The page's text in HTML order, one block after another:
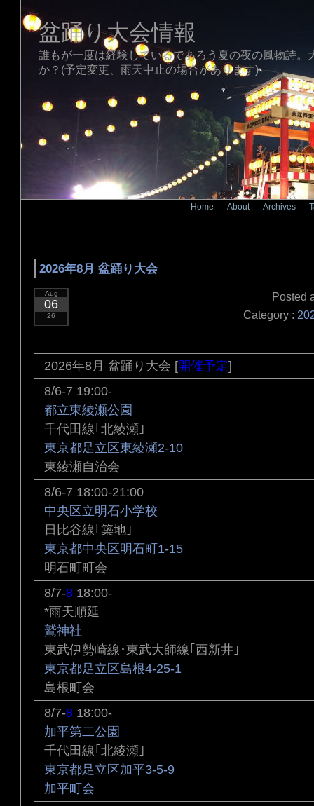
盆踊り大会情報
誰もが一度は経験しているであろう夏の夜の風物詩
か？(予定変更、雨天中止の場合があります)
Home About Archives
2026年8月 盆踊り大会
Aug
06
26
Posted
Category :
2026年8月 盆踊り大会 [開催予定]
8/6-7 19:00-
都立東綾瀬公園
千代田線｢北綾瀬｣
東京都足立区東綾瀬2-10
東綾瀬自治会
8/6-7 18:00-21:00
中央区立明石小学校
日比谷線｢築地｣
東京都中央区明石町1-15
明石町町会
8/7-8 18:00-
*雨天順延
鷲神社
東武伊勢崎線･東武大師線｢西新井｣
東京都足立区島根4-25-1
島根町会
8/7-8 18:00-
加平第二公園
千代田線｢北綾瀬｣
東京都足立区加平3-5-9
加平町会